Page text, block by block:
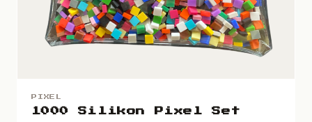
PIXEL
1000 Silikon Pixel Set